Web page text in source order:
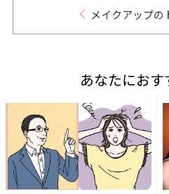
メイクアップの
あなたにお